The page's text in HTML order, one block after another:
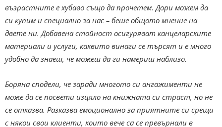
възрастните е хубаво също да прочетем. Дори можем да
си купим и специално за нас – беше общото мнение на
двете ни. Добавена стойност осигуряват канцеларските
материали и услуги, каквито винаги се търсят и е много
удобно да знаеш, че можеш да ги намериш наблизо.
Боряна сподели, че заради многото си ангажименти не
може да се посвети изцяло на книжната си страст, но не
се отказва. Разказва емоционално за приятните си срещи
с някои свои клиенти, които вече са се превърнали в